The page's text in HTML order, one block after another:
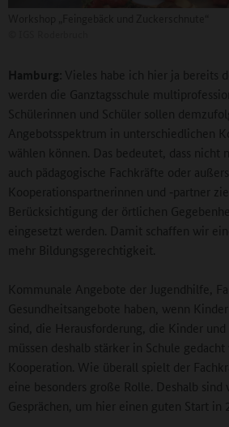
Hamburg: Vieles habe ich hier ja bereits
werden die Ganztagsschule
Schülerinnen und Schüler sollen
Angebotsspektrum in unterschiedlichen
wählen können. Das bedeutet, dass nicht
auch pädagogische Fachkräfte oder
Kooperationspartnerinnen und ‑partner
Berücksichtigung der örtlichen
eingesetzt werden. Damit schaffen wir
mehr Bildungsgerechtigkeit.
Kommunale Angebote der Jugendhilfe,
Gesundheitsangebote haben, wenn
sind, die Herausforderung, die Kinder
müssen deshalb stärker in Schule
Kooperation. Wie überall spielt der
eine besonders große Rolle. Deshalb
Gesprächen, um hier einen guten Start in